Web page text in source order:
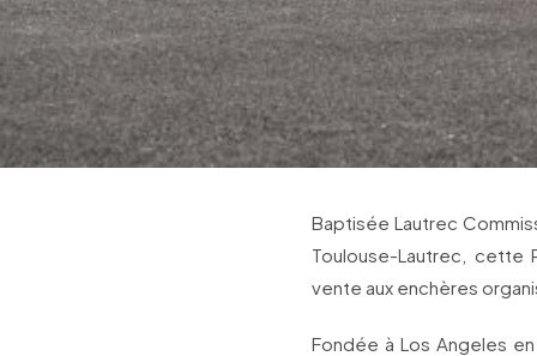
Baptisée Lautrec
Toulouse-Lautrec, cette
vente aux enchères
Fondée à Los Angeles